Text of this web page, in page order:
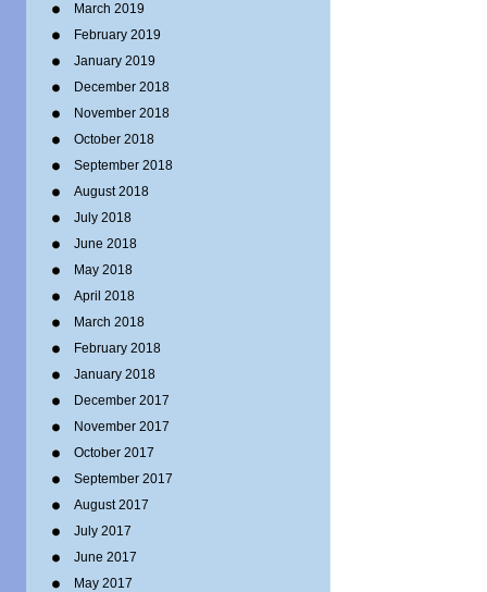
March 2019
February 2019
January 2019
December 2018
November 2018
October 2018
September 2018
August 2018
July 2018
June 2018
May 2018
April 2018
March 2018
February 2018
January 2018
December 2017
November 2017
October 2017
September 2017
August 2017
July 2017
June 2017
May 2017